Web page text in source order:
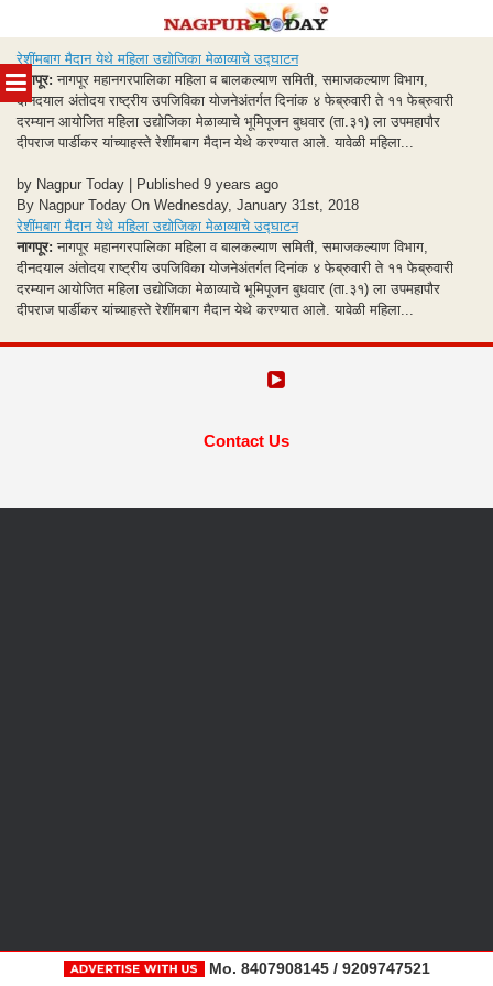
MENU
to
content
रेशींमबाग मैदान येथे महिला उद्योजिका मेळाव्याचे उद्घाटन
नागपूर: नागपूर महानगरपालिका महिला व बालकल्याण समिती, समाजकल्याण विभाग,
दीनदयाल अंतोदय राष्ट्रीय उपजिविका योजनेअंतर्गत दिनांक ४ फेब्रुवारी ते ११ फेब्रुवारी
दरम्यान आयोजित महिला उद्योजिका मेळाव्याचे भूमिपूजन बुधवार (ता.३१) ला उपमहापौर
दीपराज पार्डीकर यांच्याहस्ते रेशींमबाग मैदान येथे करण्यात आले. यावेळी महिला...
by Nagpur Today | Published 9 years ago
By Nagpur Today On Wednesday, January 31st, 2018
रेशींमबाग मैदान येथे महिला उद्योजिका मेळाव्याचे उद्घाटन
नागपूर: नागपूर महानगरपालिका महिला व बालकल्याण समिती, समाजकल्याण विभाग,
दीनदयाल अंतोदय राष्ट्रीय उपजिविका योजनेअंतर्गत दिनांक ४ फेब्रुवारी ते ११ फेब्रुवारी
दरम्यान आयोजित महिला उद्योजिका मेळाव्याचे भूमिपूजन बुधवार (ता.३१) ला उपमहापौर
दीपराज पार्डीकर यांच्याहस्ते रेशींमबाग मैदान येथे करण्यात आले. यावेळी महिला...
Contact Us
Mo. 8407908145 / 9209747521